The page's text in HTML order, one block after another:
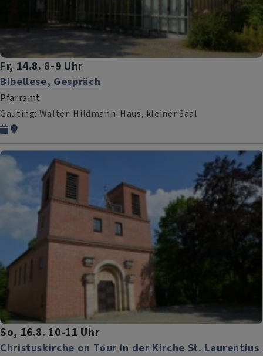
Fr, 14.8. 8-9 Uhr
Bibellese, Gespräch
Pfarramt
Gauting Walter-Hildmann-Haus, kleiner Saal
So, 16.8. 10-11 Uhr
Christuskirche on Tour in der Kirche St. Laurentius